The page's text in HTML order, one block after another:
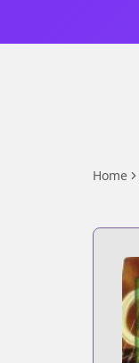
Home